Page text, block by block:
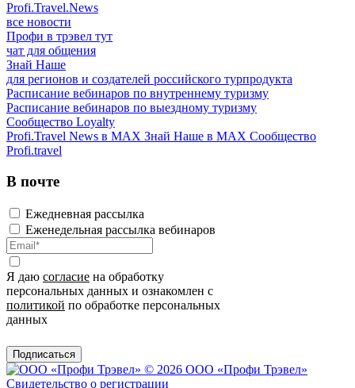
Profi.Travel.News
все новости
Профи в трэвел тут
чат для общения
Знай Наше
для регионов и создателей российского турпродукта
Расписание вебинаров по внутреннему туризму
Расписание вебинаров по выездному туризму
Сообщество Loyalty
Profi.Travel News в MAX Знай Наше в MAX Сообщество
Profi.travel
В почте
Ежедневная рассылка
Еженедельная рассылка вебинаров
Я даю согласие на обработку
персональных данных и ознакомлен с
политикой по обработке персональных
данных
Подписаться
© 2026 ООО «Профи Трэвeл»
Свидетельство о регистрации